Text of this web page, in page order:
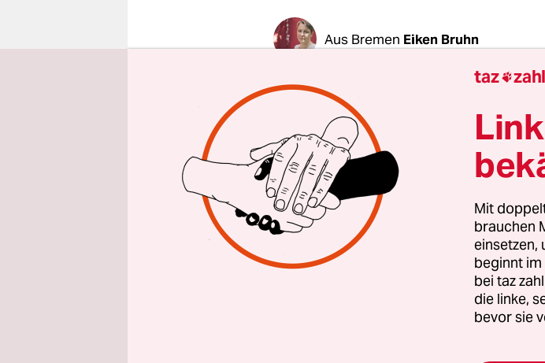
Aus Bremen Eiken Bruhn
„Vergessen Sie’s“, pflaumt Jan Sürig
Saal 2 des Amtsgerichts
gerade vorgeschlagen, das Verfahren
eines Bußgeldes an eine
Einstellung“, sagt Sürig in demselben
Beginn der Verhandlung dem
nach seinem Familienstand fragte.
persönlichen Verhältnissen“, hatte
Verurteilung geben wird.“ Damit
taz 
Mit
brauchen
einsetzen,
beginnt im
bei taz
die linke,
bevor sie